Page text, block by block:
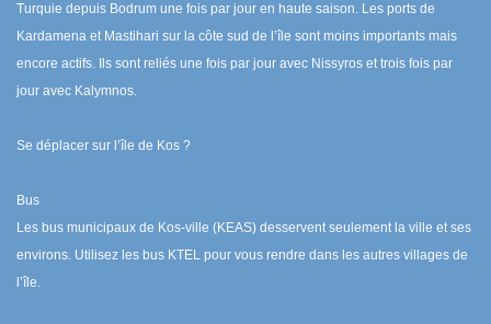
Turquie depuis Bodrum une fois par jour en haute saison. Les ports de
Kardamena et Mastihari sur la côte sud de l’île sont moins importants mais
encore actifs. Ils sont reliés une fois par jour avec Nissyros et trois fois par
jour avec Kalymnos.
Se déplacer sur l’île de Kos ?
Bus
Les bus municipaux de Kos-ville (KEAS) desservent seulement la ville et ses
environs. Utilisez les bus KTEL pour vous rendre dans les autres villages de
l’île.